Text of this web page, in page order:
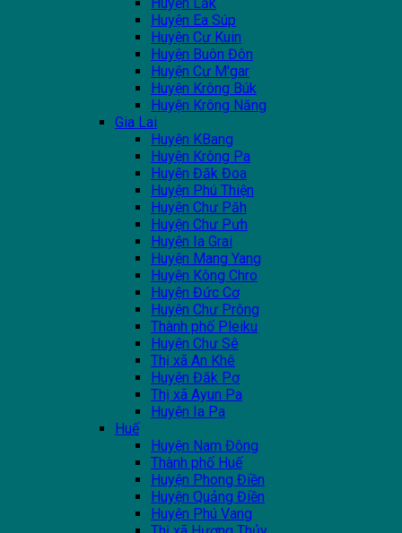
Huyện Ea Súp
Huyện Cư Kuin
Huyện Buôn Đôn
Huyện Cư M'gar
Huyện Krông Búk
Huyện Krông Năng
Gia Lai
Huyện KBang
Huyện Krông Pa
Huyện Đăk Đoa
Huyện Phú Thiện
Huyện Chư Păh
Huyện Chư Pưh
Huyện Ia Grai
Huyện Mang Yang
Huyện Kông Chro
Huyện Đức Cơ
Huyện Chư Prông
Thành phố Pleiku
Huyện Chư Sê
Thị xã An Khê
Huyện Đăk Pơ
Thị xã Ayun Pa
Huyện Ia Pa
Huế
Huyện Nam Đông
Thành phố Huế
Huyện Phong Điền
Huyện Quảng Điền
Huyện Phú Vang